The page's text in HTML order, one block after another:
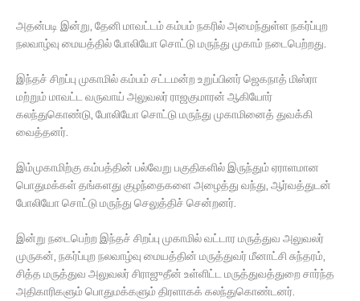
அதன்படி இன்று, தேனி மாவட்டம் கம்பம் நகரில் அமைந்துள்ள நகர்ப்புற
நலவாழ்வு மையத்தில் போலியோ சொட்டு மருந்து முகாம் நடைபெற்றது.
இந்தச் சிறப்பு முகாமில் கம்பம் சட்டமன்ற உறுப்பினர் ஜெகநாத் மிஸ்ரா
மற்றும் மாவட்ட வருவாய் அலுவலர் ராஜகுமாரன் ஆகியோர்
கலந்துகொண்டு, போலியோ சொட்டு மருந்து முகாமினைத் துவக்கி
வைத்தனர்.
இம்முகாமிற்கு கம்பத்தின் பல்வேறு பகுதிகளில் இருந்தும் ஏராளமான
பொதுமக்கள் தங்களது குழந்தைகளை அழைத்து வந்து, ஆர்வத்துடன்
போலியோ சொட்டு மருந்து செலுத்திச் சென்றனர்.
இன்று நடைபெற்ற இந்தச் சிறப்பு முகாமில் வட்டார மருத்துவ அலுவலர்
முருகன், நகர்ப்புற நலவாழ்வு மையத்தின் மருத்துவர் மீனாட்சி சுந்தரம்,
சித்த மருத்துவ அலுவலர் சிராஜுதீன் உள்ளிட்ட மருத்துவத்துறை சார்ந்த
அதிகாரிகளும் பொதுமக்களும் திரளாகக் கலந்துகொண்டனர்.